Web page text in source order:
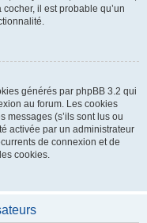
il est probable qu’un
générés par phpBB 3.2 qui
au forum. Les cookies
messages (s’ils sont lus ou
activée par un administrateur
de connexion et de
cookies.